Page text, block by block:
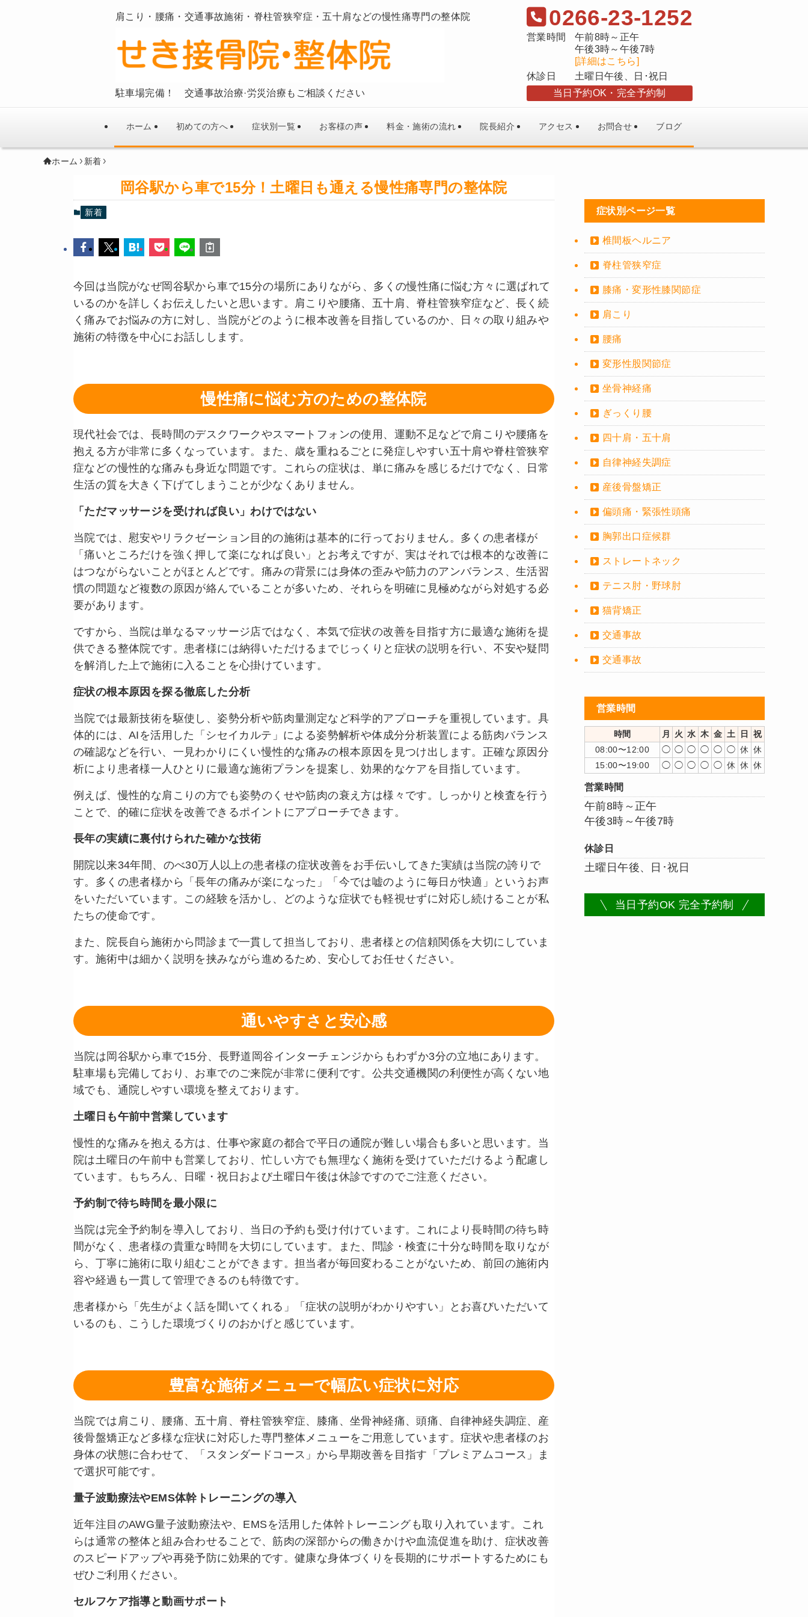
肩こり・腰痛・交通事故施術・脊柱管狭窄症・五十肩などの慢性痛専門の整体院
駐車場完備！ 交通事故治療·労災治療もご相談ください
0266-23-1252
営業時間
午前8時～正午
午後3時～午後7時
[詳細はこちら]
休診日
土曜日午後、日･祝日
当日予約OK
完全予約制
ホーム 初めての方へ 症状別一覧 お客様の声 料金・施術の流れ 院長紹介 アクセス お問合せ ブログ
ホーム 新着
岡谷駅から車で15分！土曜日も通える慢性痛専門の整体院
新着
今回は当院がなぜ岡谷駅から車で15分の場所にありながら、多くの慢性痛に悩む方々に選ばれて
いるのかを詳しくお伝えしたいと思います。肩こりや腰痛、五十肩、脊柱管狭窄症など、長く続
く痛みでお悩みの方に対し、当院がどのように根本改善を目指しているのか、日々の取り組みや
施術の特徴を中心にお話しします。
慢性痛に悩む方のための整体院
現代社会では、長時間のデスクワークやスマートフォンの使用、運動不足などで肩こりや腰痛を
抱える方が非常に多くなっています。また、歳を重ねるごとに発症しやすい五十肩や脊柱管狭窄
症などの慢性的な痛みも身近な問題です。これらの症状は、単に痛みを感じるだけでなく、日常
生活の質を大きく下げてしまうことが少なくありません。
「ただマッサージを受ければ良い」わけではない
当院では、慰安やリラクゼーション目的の施術は基本的に行っておりません。多くの患者様が
「痛いところだけを強く押して楽になれば良い」とお考えですが、実はそれでは根本的な改善に
はつながらないことがほとんどです。痛みの背景には身体の歪みや筋力のアンバランス、生活習
慣の問題など複数の原因が絡んでいることが多いため、それらを明確に見極めながら対処する必
要があります。
ですから、当院は単なるマッサージ店ではなく、本気で症状の改善を目指す方に最適な施術を提
供できる整体院です。患者様には納得いただけるまでじっくりと症状の説明を行い、不安や疑問
を解消した上で施術に入ることを心掛けています。
症状の根本原因を探る徹底した分析
当院では最新技術を駆使し、姿勢分析や筋肉量測定など科学的アプローチを重視しています。具
体的には、AIを活用した「シセイカルテ」による姿勢解析や体成分分析装置による筋肉バランス
の確認などを行い、一見わかりにくい慢性的な痛みの根本原因を見つけ出します。正確な原因分
析により患者様一人ひとりに最適な施術プランを提案し、効果的なケアを目指しています。
例えば、慢性的な肩こりの方でも姿勢のくせや筋肉の衰え方は様々です。しっかりと検査を行う
ことで、的確に症状を改善できるポイントにアプローチできます。
長年の実績に裏付けられた確かな技術
開院以来34年間、のべ30万人以上の患者様の症状改善をお手伝いしてきた実績は当院の誇りで
す。多くの患者様から「長年の痛みが楽になった」「今では嘘のように毎日が快適」というお声
をいただいています。この経験を活かし、どのような症状でも軽視せずに対応し続けることが私
たちの使命です。
また、院長自ら施術から問診まで一貫して担当しており、患者様との信頼関係を大切にしていま
す。施術中は細かく説明を挟みながら進めるため、安心してお任せください。
通いやすさと安心感
当院は岡谷駅から車で15分、長野道岡谷インターチェンジからもわずか3分の立地にあります。
駐車場も完備しており、お車でのご来院が非常に便利です。公共交通機関の利便性が高くない地
域でも、通院しやすい環境を整えております。
土曜日も午前中営業しています
慢性的な痛みを抱える方は、仕事や家庭の都合で平日の通院が難しい場合も多いと思います。当
院は土曜日の午前中も営業しており、忙しい方でも無理なく施術を受けていただけるよう配慮し
ています。もちろん、日曜・祝日および土曜日午後は休診ですのでご注意ください。
予約制で待ち時間を最小限に
当院は完全予約制を導入しており、当日の予約も受け付けています。これにより長時間の待ち時
間がなく、患者様の貴重な時間を大切にしています。また、問診・検査に十分な時間を取りなが
ら、丁寧に施術に取り組むことができます。担当者が毎回変わることがないため、前回の施術内
容や経過も一貫して管理できるのも特徴です。
患者様から「先生がよく話を聞いてくれる」「症状の説明がわかりやすい」とお喜びいただいて
いるのも、こうした環境づくりのおかげと感じています。
豊富な施術メニューで幅広い症状に対応
当院では肩こり、腰痛、五十肩、脊柱管狭窄症、膝痛、坐骨神経痛、頭痛、自律神経失調症、産
後骨盤矯正など多様な症状に対応した専門整体メニューをご用意しています。症状や患者様のお
身体の状態に合わせて、「スタンダードコース」から早期改善を目指す「プレミアムコース」ま
で選択可能です。
量子波動療法やEMS体幹トレーニングの導入
近年注目のAWG量子波動療法や、EMSを活用した体幹トレーニングも取り入れています。これ
らは通常の整体と組み合わせることで、筋肉の深部からの働きかけや血流促進を助け、症状改善
のスピードアップや再発予防に効果的です。健康な身体づくりを長期的にサポートするためにも
ぜひご利用ください。
セルフケア指導と動画サポート
症状別ページ一覧
椎間板ヘルニア
脊柱管狭窄症
膝痛・変形性膝関節症
肩こり
腰痛
変形性股関節症
坐骨神経痛
ぎっくり腰
四十肩・五十肩
自律神経失調症
産後骨盤矯正
偏頭痛・緊張性頭痛
胸郭出口症候群
ストレートネック
テニス肘・野球肘
猫背矯正
交通事故
交通事故
営業時間
時間 月 火 水 木 金 土 日
祝
08:00〜12:00
◯ ◯ ◯ ◯ ◯ ◯ 休 休
15:00〜19:00
◯ ◯ ◯ ◯ ◯ 休 休 休
営業時間
午前8時～正午
午後3時～午後7時
休診日
土曜日午後、日･祝日
当日予約OK 完全予約制